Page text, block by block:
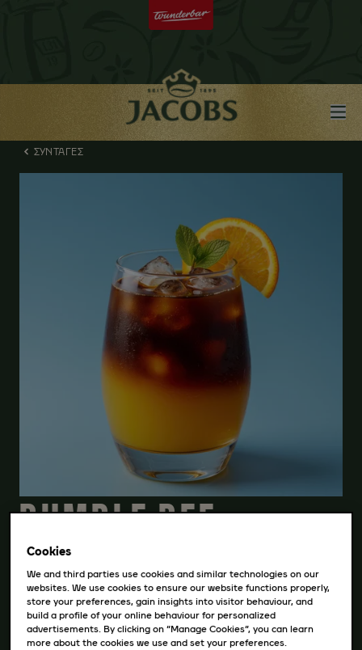
ΣΥΝΤΑΓΕΣ
BUMBLE BEE
COFFEE
Cookies
We and third parties use cookies and similar technologies on our
websites. We use cookies to ensure our website functions properly,
store your preferences, gain insights into visitor behaviour, and
build a profile of your online behaviour for personalized
advertisements. By clicking on “Manage Cookies”, you can learn
more about the cookies we use and set your preferences.